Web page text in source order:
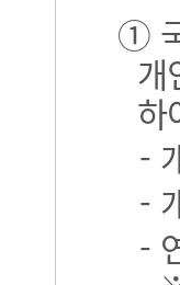
①
개
하
-
-
-